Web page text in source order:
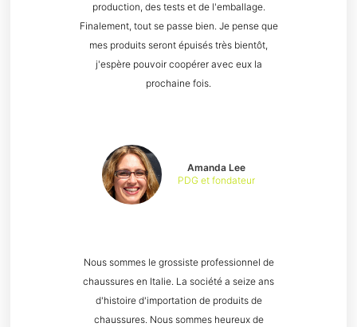
Nous sommes le grossiste professionnel de
chaussures en Italie. La société a seize ans
d'histoire d'importation de produits de
chaussures. Nous sommes heureux de
Amanda Lee
PDG et fondateur
production, des tests et de l'emballage.
Finalement, tout se passe bien. Je pense que
mes produits seront épuisés très bientôt,
j'espère pouvoir coopérer avec eux la
prochaine fois.